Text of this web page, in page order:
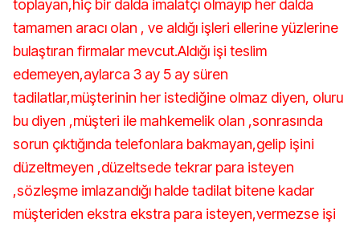
toplayan,hiç bir dalda imalatçı olmayıp her dalda
tamamen aracı olan , ve aldığı işleri ellerine yüzlerine
bulaştıran firmalar mevcut.Aldığı işi teslim
edemeyen,aylarca 3 ay 5 ay süren
tadilatlar,müşterinin her istediğine olmaz diyen, oluru
bu diyen ,müşteri ile mahkemelik olan ,sonrasında
sorun çıktığında telefonlara bakmayan,gelip işini
düzeltmeyen ,düzeltsede tekrar para isteyen
,sözleşme imlazandığı halde tadilat bitene kadar
müşteriden ekstra ekstra para isteyen,vermezse işi